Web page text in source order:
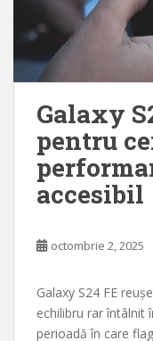
Galaxy
pentru
accesibil
octombrie 2, 2025
Galaxy S24 FE
echilibru rar întâlnit
perioadă în care